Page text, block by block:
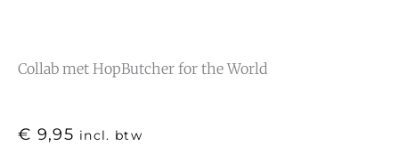
Collab met HopButcher for the World
€ 9,95 incl. btw